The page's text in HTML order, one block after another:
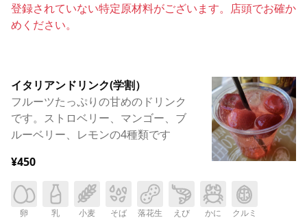
登録されていない特定原材料がございます。店頭でお確か
めください。
イタリアンドリンク(学割）
フルーツたっぷりの甘めのドリンク
です。ストロベリー、マンゴー、ブ
ルーベリー、レモンの4種類です
¥450
卵 乳 小麦 そば 落花生 えび かに クルミ